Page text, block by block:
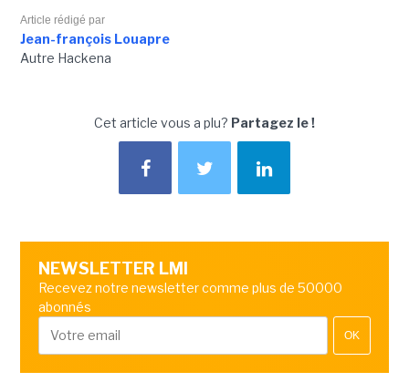
Article rédigé par
Jean-françois Louapre
Autre Hackena
Cet article vous a plu? Partagez le !
NEWSLETTER LMI
Recevez notre newsletter comme plus de 50000
abonnés
OK